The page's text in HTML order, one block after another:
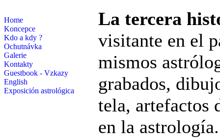
Home
Koncepce
Kdo a kdy ?
Ochutnávka
Galerie
Kontakty
Guestbook - Vzkazy
English
Exposición astrológica
La tercera
visitante en el
mismos
grabados,
tela, artefactos
en la